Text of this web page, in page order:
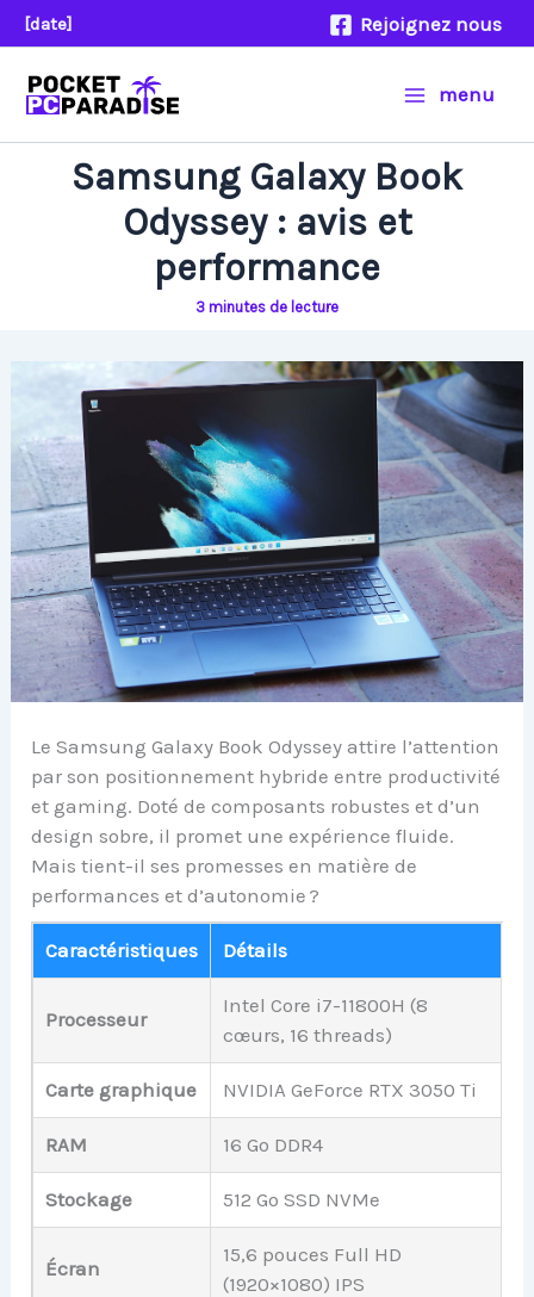
Aller
au
contenu
[date] Rejoignez nous
menu
Samsung Galaxy Book
Odyssey : avis et
performance
3 minutes de lecture
Le Samsung Galaxy Book Odyssey attire l’attention
par son positionnement hybride entre productivité
et gaming. Doté de composants robustes et d’un
design sobre, il promet une expérience fluide.
Mais tient-il ses promesses en matière de
performances et d’autonomie ?
Caractéristiques Détails
Processeur
Intel Core i7-11800H (8
cœurs, 16 threads)
Carte graphique NVIDIA GeForce RTX 3050 Ti
RAM 16 Go DDR4
Stockage 512 Go SSD NVMe
Écran
15,6 pouces Full HD
(1920×1080) IPS